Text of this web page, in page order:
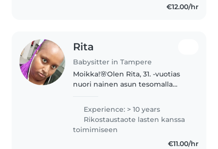
€12.00/hr
Rita
Babysitter in Tampere
Moikka!🌸Olen Rita, 31. -vuotias
nuori nainen asun tesomalla
luokse voit tuoda joko lapsia tai
eläimiä. Olen ammatiltani
kodinhuoltaja, eli koirien ja
lastenvahtiminen..
Experience: > 10 years
Rikostaustaote lasten kanssa
toimimiseen
€11.00/hr